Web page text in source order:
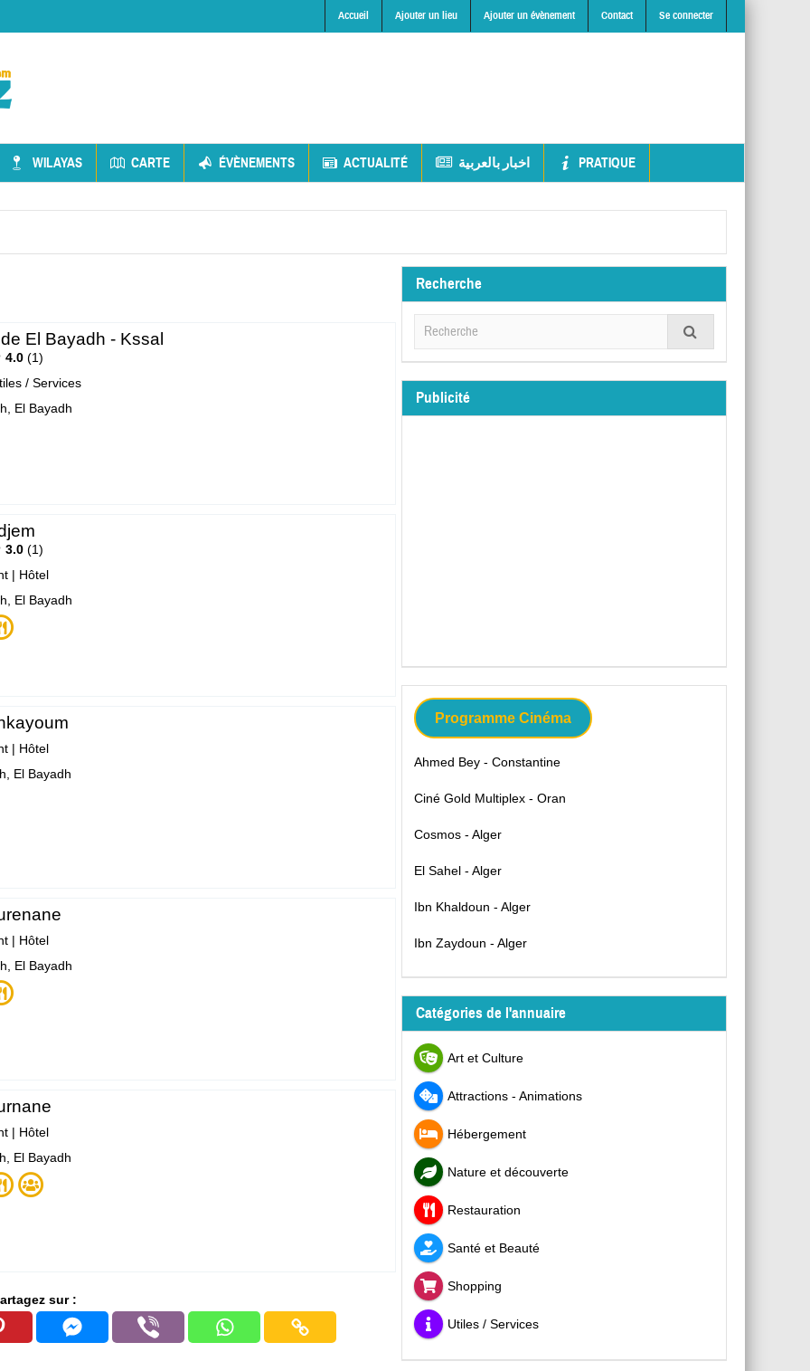
Accueil Ajouter un lieu Ajouter un évènement Contact Se connecter
WILAYAS CARTE ÉVÈNEMENTS ACTUALITÉ اخبار بالعربية PRATIQUE
El Bayadh - Kssal
4.0 1
/ Services
El Bayadh
3.0 1
| Hôtel
El Bayadh
| Hôtel
El Bayadh
| Hôtel
El Bayadh
| Hôtel
El Bayadh
sur :
Recherche
Publicité
Programme Cinéma
Ahmed Bey - Constantine
Ciné Gold Multiplex - Oran
Cosmos - Alger
El Sahel - Alger
Ibn Khaldoun - Alger
Ibn Zaydoun - Alger
Catégories de l'annuaire
Art et Culture
Attractions - Animations
Hébergement
Nature et découverte
Restauration
Santé et Beauté
Shopping
Utiles / Services